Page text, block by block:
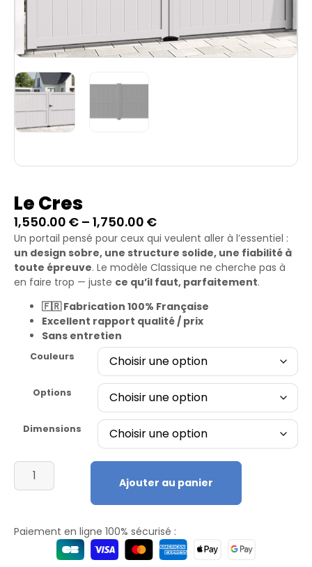
Le Cres
1,550.00 € – 1,750.00 €
Un portail pensé pour ceux qui veulent aller à l’essentiel :
un design sobre, une structure solide, une fiabilité à
toute épreuve. Le modèle Classique ne cherche pas à
en faire trop — juste ce qu’il faut, parfaitement.
🇫🇷 Fabrication 100% Française
Excellent rapport qualité / prix
Sans entretien
Couleurs
Options
Dimensions
Ajouter au panier
Paiement en ligne 100% sécurisé :